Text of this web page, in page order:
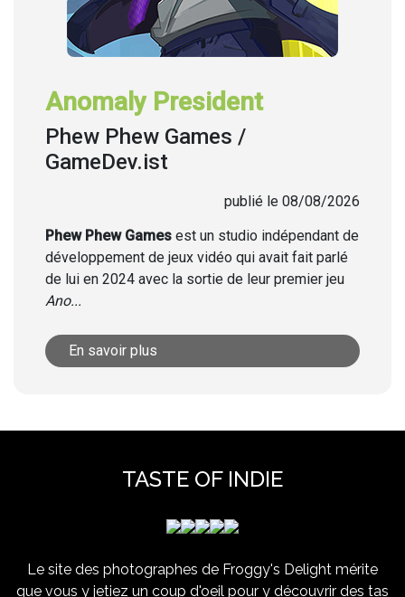
Anomaly President
Phew Phew Games /
GameDev.ist
publié le 08/08/2026
Phew Phew Games est un studio indépendant de
développement de jeux vidéo qui avait fait parlé
de lui en 2024 avec la sortie de leur premier jeu
Ano...
En savoir plus
TASTE OF INDIE
Le site des photographes de Froggy's Delight mérite
que vous y jetiez un coup d'oeil pour y découvrir des tas